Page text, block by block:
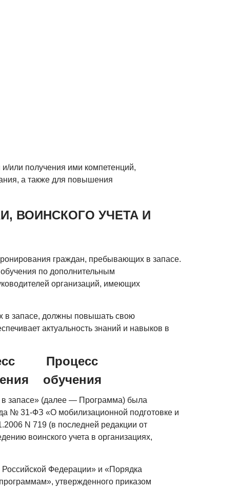
или получения ими компетенций,
а также для повышения
ВОИНСКОГО УЧЕТА И
граждан, пребывающих в запасе.
по дополнительным
организаций, имеющих
в запасе, должны повышать свою
актуальность знаний и навыков в
в запасе» (далее — Программа) была
№ 31-ФЗ «О мобилизационной подготовке и
N 719 (в последней редакции от
воинского учета в организациях,
Федерации» и «Порядка
утвержденного приказом
Процесс
обучения